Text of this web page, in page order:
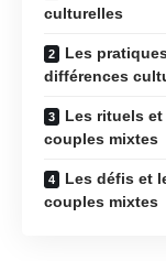
culturelles
Les
différences
Les rituels
couples mixtes
Les défis et
couples mixtes